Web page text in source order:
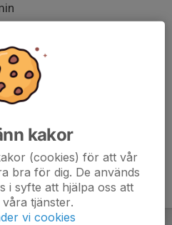
kakor
(cookies) för att vår
bra för dig. De används
i syfte att hjälpa oss att
tjänster.
vi cookies